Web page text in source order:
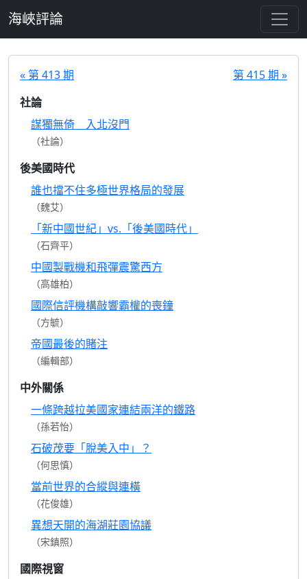
海峽評論
« 第 413 期
第 415 期 »
社論
謀獨無倚 入北沒門
（社論）
後美國時代
誰也擋不住多極世界格局的發展
（魏艾）
「新中國世紀」vs.「後美國時代」
（石齊平）
中國製戰機和飛彈震驚西方
（高雄柏）
國際信評機構敲響霸權的喪鐘
（方毓）
帝國最後的賭注
（編輯部）
中外關係
一條跨越拉美國家連結兩洋的鐵路
（孫若怡）
石破茂要「脫美入中」？
（何思慎）
當前世界的合縱與連橫
（花俊雄）
異想天開的海湖莊園協議
（宋鎮照）
國際視窗